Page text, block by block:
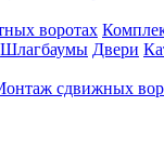
воротах
Шлагбаумы Двери
сдвижных